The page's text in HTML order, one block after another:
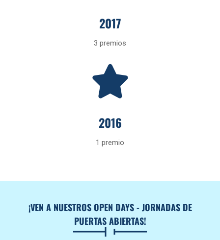
2017
3 premios
2016
1 premio
¡VEN A NUESTROS OPEN DAYS - JORNADAS DE
PUERTAS ABIERTAS!